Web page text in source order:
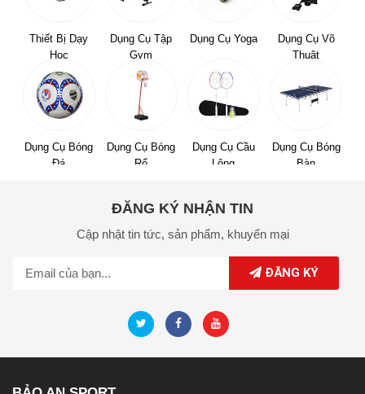
Thiết Bị Dạy
Học
Dụng Cụ Tập
Gym
Dụng Cụ Yoga
Dụng Cụ Võ
Thuật
Dụng Cụ Bóng
Đá
Dụng Cụ Bóng
Rổ
Dụng Cụ Cầu
Lông
Dụng Cụ Bóng
Bàn
ĐĂNG KÝ NHẬN TIN
Cập nhật tin tức, sản phẩm, khuyến mại
ĐĂNG KÝ